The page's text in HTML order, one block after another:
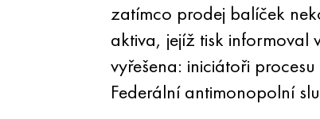
zatímco prodej balíček
aktiva, jejíž tisk
vyřešena: iniciátoři
Federální antimonopolní